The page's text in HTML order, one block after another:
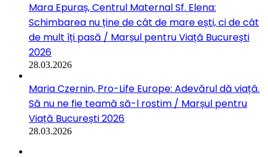
Mara Epuraș, Centrul Maternal Sf. Elena:
Schimbarea nu ține de cât de mare ești, ci de cât
de mult îți pasă / Marșul pentru Viață București
2026
28.03.2026
Maria Czernin, Pro-Life Europe: Adevărul dă viață.
Să nu ne fie teamă să-l rostim / Marșul pentru
Viață București 2026
28.03.2026